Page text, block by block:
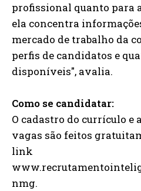
profissional quanto para
ela concentra
mercado de trabalho da
perfis de candidatos e
disponíveis", avalia.
Como se candidatar:
O cadastro do currículo e
vagas são feitos
link
nmg.